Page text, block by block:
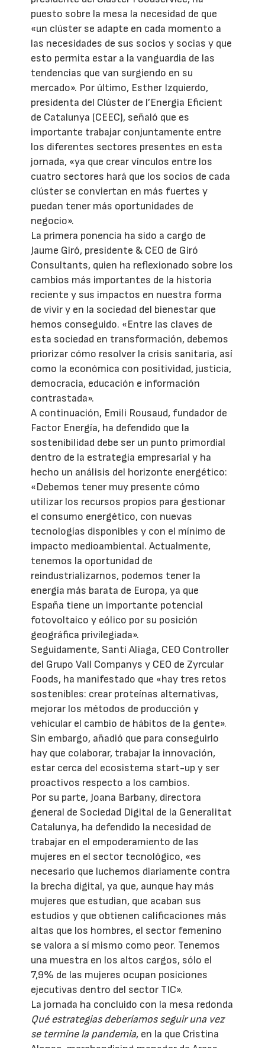
puesto sobre la mesa la necesidad de que
«un clúster se adapte en cada momento a
las necesidades de sus socios y socias y que
esto permita estar a la vanguardia de las
tendencias que van surgiendo en su
mercado». Por último, Esther Izquierdo,
presidenta del Clúster de l’Energia Eficient
de Catalunya (CEEC), señaló que es
importante trabajar conjuntamente entre
los diferentes sectores presentes en esta
jornada, «ya que crear vínculos entre los
cuatro sectores hará que los socios de cada
clúster se conviertan en más fuertes y
puedan tener más oportunidades de
negocio».
La primera ponencia ha sido a cargo de
Jaume Giró, presidente & CEO de Giró
Consultants, quien ha reflexionado sobre los
cambios más importantes de la historia
reciente y sus impactos en nuestra forma
de vivir y en la sociedad del bienestar que
hemos conseguido. «Entre las claves de
esta sociedad en transformación, debemos
priorizar cómo resolver la crisis sanitaria, así
como la económica con positividad, justicia,
democracia, educación e información
contrastada».
A continuación, Emili Rousaud, fundador de
Factor Energía, ha defendido que la
sostenibilidad debe ser un punto primordial
dentro de la estrategia empresarial y ha
hecho un análisis del horizonte energético:
«Debemos tener muy presente cómo
utilizar los recursos propios para gestionar
el consumo energético, con nuevas
tecnologías disponibles y con el mínimo de
impacto medioambiental. Actualmente,
tenemos la oportunidad de
reindustrializarnos, podemos tener la
energía más barata de Europa, ya que
España tiene un importante potencial
fotovoltaico y eólico por su posición
geográfica privilegiada».
Seguidamente, Santi Aliaga, CEO Controller
del Grupo Vall Companys y CEO de Zyrcular
Foods, ha manifestado que «hay tres retos
sostenibles: crear proteínas alternativas,
mejorar los métodos de producción y
vehicular el cambio de hábitos de la gente».
Sin embargo, añadió que para conseguirlo
hay que colaborar, trabajar la innovación,
estar cerca del ecosistema start-up y ser
proactivos respecto a los cambios.
Por su parte, Joana Barbany, directora
general de Sociedad Digital de la Generalitat
Catalunya, ha defendido la necesidad de
trabajar en el empoderamiento de las
mujeres en el sector tecnológico, «es
necesario que luchemos diariamente contra
la brecha digital, ya que, aunque hay más
mujeres que estudian, que acaban sus
estudios y que obtienen calificaciones más
altas que los hombres, el sector femenino
se valora a sí mismo como peor. Tenemos
una muestra en los altos cargos, sólo el
7,9% de las mujeres ocupan posiciones
ejecutivas dentro del sector TIC».
La jornada ha concluido con la mesa redonda
Qué estrategias deberíamos seguir una vez
se termine la pandemia, en la que Cristina